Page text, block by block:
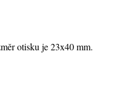
otisku je 23x40 mm.